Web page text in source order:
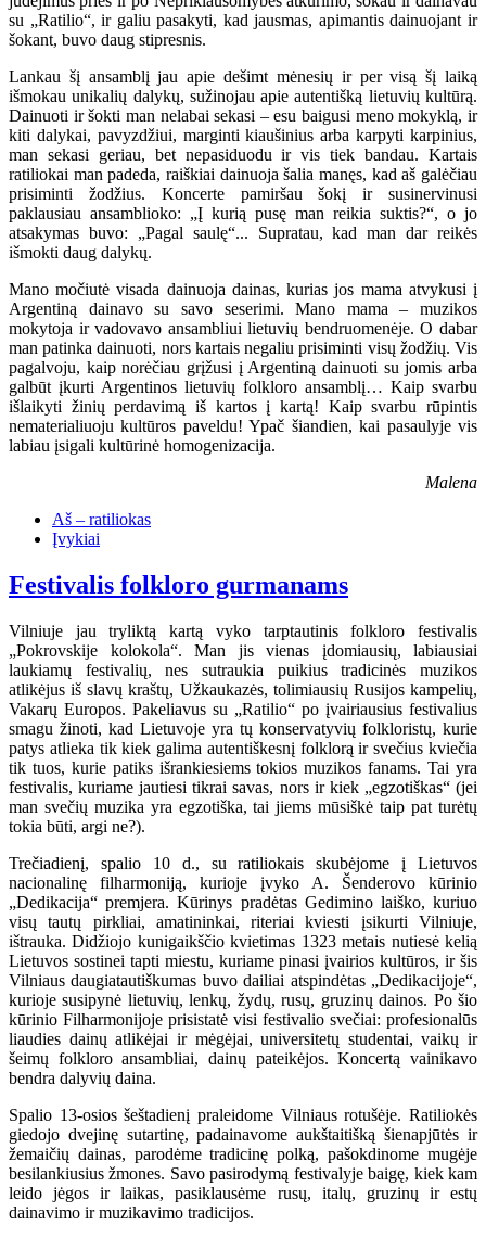
su „Ratilio“, ir galiu pasakyti, kad jausmas, apimantis dainuojant ir
šokant, buvo daug stipresnis.
Lankau šį ansamblį jau apie dešimt mėnesių ir per visą šį laiką
išmokau unikalių dalykų, sužinojau apie autentišką lietuvių kultūrą.
Dainuoti ir šokti man nelabai sekasi – esu baigusi meno mokyklą, ir
kiti dalykai, pavyzdžiui, marginti kiaušinius arba karpyti karpinius,
man sekasi geriau, bet nepasiduodu ir vis tiek bandau. Kartais
ratiliokai man padeda, raiškiai dainuoja šalia manęs, kad aš galėčiau
prisiminti žodžius. Koncerte pamiršau šokį ir susinervinusi
paklausiau ansamblioko: „Į kurią pusę man reikia suktis?“, o jo
atsakymas buvo: „Pagal saulę“... Supratau, kad man dar reikės
išmokti daug dalykų.
Mano močiutė visada dainuoja dainas, kurias jos mama atvykusi į
Argentiną dainavo su savo seserimi. Mano mama – muzikos
mokytoja ir vadovavo ansambliui lietuvių bendruomenėje. O dabar
man patinka dainuoti, nors kartais negaliu prisiminti visų žodžių. Vis
pagalvoju, kaip norėčiau grįžusi į Argentiną dainuoti su jomis arba
galbūt įkurti Argentinos lietuvių folkloro ansamblį… Kaip svarbu
išlaikyti žinių perdavimą iš kartos į kartą! Kaip svarbu rūpintis
nematerialiuoju kultūros paveldu! Ypač šiandien, kai pasaulyje vis
labiau įsigali kultūrinė homogenizacija.
Malena
Aš – ratiliokas
Įvykiai
Festivalis folkloro gurmanams
Vilniuje jau tryliktą kartą vyko tarptautinis folkloro festivalis
„Pokrovskije kolokola“. Man jis vienas įdomiausių, labiausiai
laukiamų festivalių, nes sutraukia puikius tradicinės muzikos
atlikėjus iš slavų kraštų, Užkaukazės, tolimiausių Rusijos kampelių,
Vakarų Europos. Pakeliavus su „Ratilio“ po įvairiausius festivalius
smagu žinoti, kad Lietuvoje yra tų konservatyvių folkloristų, kurie
patys atlieka tik kiek galima autentiškesnį folklorą ir svečius kviečia
tik tuos, kurie patiks išrankiesiems tokios muzikos fanams. Tai yra
festivalis, kuriame jautiesi tikrai savas, nors ir kiek „egzotiškas“ (jei
man svečių muzika yra egzotiška, tai jiems mūsiškė taip pat turėtų
tokia būti, argi ne?).
Trečiadienį, spalio 10 d., su ratiliokais skubėjome į Lietuvos
nacionalinę filharmoniją, kurioje įvyko A. Šenderovo kūrinio
„Dedikacija“ premjera. Kūrinys pradėtas Gedimino laiško, kuriuo
visų tautų pirkliai, amatininkai, riteriai kviesti įsikurti Vilniuje,
ištrauka. Didžiojo kunigaikščio kvietimas 1323 metais nutiesė kelią
Lietuvos sostinei tapti miestu, kuriame pinasi įvairios kultūros, ir šis
Vilniaus daugiatautiškumas buvo dailiai atspindėtas „Dedikacijoje“,
kurioje susipynė lietuvių, lenkų, žydų, rusų, gruzinų dainos. Po šio
kūrinio Filharmonijoje prisistatė visi festivalio svečiai: profesionalūs
liaudies dainų atlikėjai ir mėgėjai, universitetų studentai, vaikų ir
šeimų folkloro ansambliai, dainų pateikėjos. Koncertą vainikavo
bendra dalyvių daina.
Spalio 13-osios šeštadienį praleidome Vilniaus rotušėje. Ratiliokės
giedojo dvejinę sutartinę, padainavome aukštaitišką šienapjūtės ir
žemaičių dainas, parodėme tradicinę polką, pašokdinome mugėje
besilankiusius žmones. Savo pasirodymą festivalyje baigę, kiek kam
leido jėgos ir laikas, pasiklausėme rusų, italų, gruzinų ir estų
dainavimo ir muzikavimo tradicijos.